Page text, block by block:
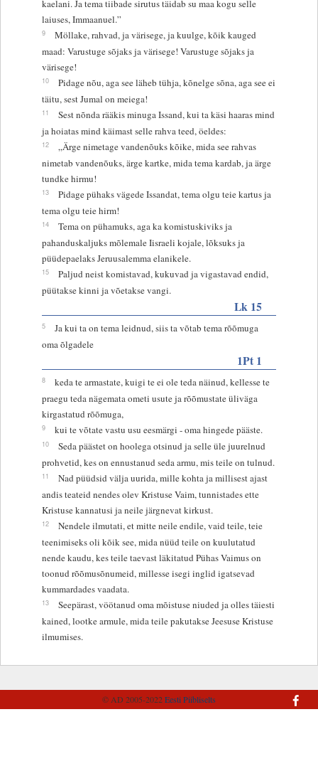
kaelani. Ja tema tiibade sirutus täidab su maa kogu selle
laiuses, Immaanuel.”
9
Möllake, rahvad, ja värisege, ja kuulge, kõik kauged
maad: Varustuge sõjaks ja värisege! Varustuge sõjaks ja
värisege!
10
Pidage nõu, aga see läheb tühja, kõnelge sõna, aga see ei
täitu, sest Jumal on meiega!
11
Sest nõnda rääkis minuga Issand, kui ta käsi haaras mind
ja hoiatas mind käimast selle rahva teed, öeldes:
12
„Ärge nimetage vandenõuks kõike, mida see rahvas
nimetab vandenõuks, ärge kartke, mida tema kardab, ja ärge
tundke hirmu!
13
Pidage pühaks vägede Issandat, tema olgu teie kartus ja
tema olgu teie hirm!
14
Tema on pühamuks, aga ka komistuskiviks ja
pahanduskaljuks mõlemale Iisraeli kojale, lõksuks ja
püüdepaelaks Jeruusalemma elanikele.
15
Paljud neist komistavad, kukuvad ja vigastavad endid,
püütakse kinni ja võetakse vangi.
Lk 15
5
Ja kui ta on tema leidnud, siis ta võtab tema rõõmuga
oma õlgadele
1Pt 1
8
keda te armastate, kuigi te ei ole teda näinud, kellesse te
praegu teda nägemata ometi usute ja rõõmustate üliväga
kirgastatud rõõmuga,
9 kui te võtate vastu usu eesmärgi - oma hingede pääste.
10
Seda päästet on hoolega otsinud ja selle üle juurelnud
prohvetid, kes on ennustanud seda armu, mis teile on tulnud.
11
Nad püüdsid välja uurida, mille kohta ja millisest ajast
andis teateid nendes olev Kristuse Vaim, tunnistades ette
Kristuse kannatusi ja neile järgnevat kirkust.
12
Nendele ilmutati, et mitte neile endile, vaid teile, teie
teenimiseks oli kõik see, mida nüüd teile on kuulutatud
nende kaudu, kes teile taevast läkitatud Pühas Vaimus on
toonud rõõmusõnumeid, millesse isegi inglid igatsevad
kummardades vaadata.
13
Seepärast, vöötanud oma mõistuse niuded ja olles täiesti
kained, lootke armule, mida teile pakutakse Jeesuse Kristuse
ilmumises.
© AD 2005-2022Eesti Piibliselts